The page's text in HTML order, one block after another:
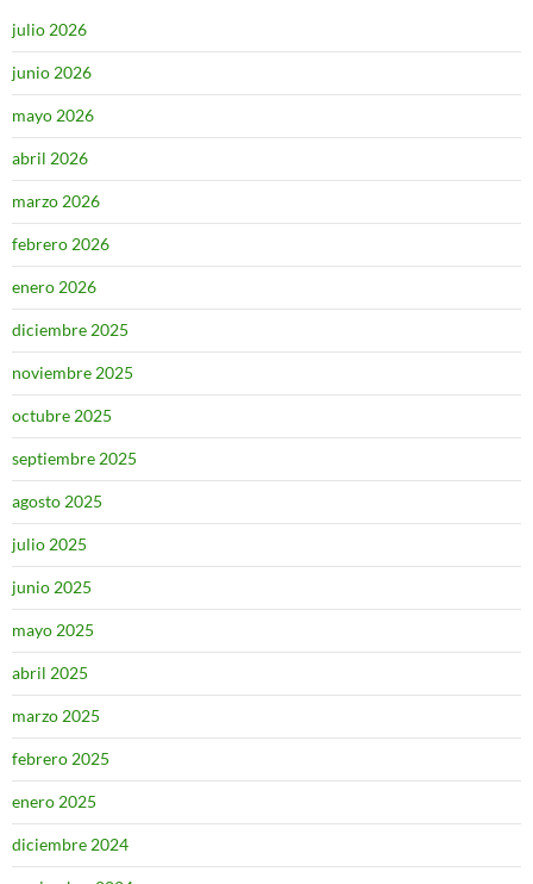
julio 2026
junio 2026
mayo 2026
abril 2026
marzo 2026
febrero 2026
enero 2026
diciembre 2025
noviembre 2025
octubre 2025
septiembre 2025
agosto 2025
julio 2025
junio 2025
mayo 2025
abril 2025
marzo 2025
febrero 2025
enero 2025
diciembre 2024